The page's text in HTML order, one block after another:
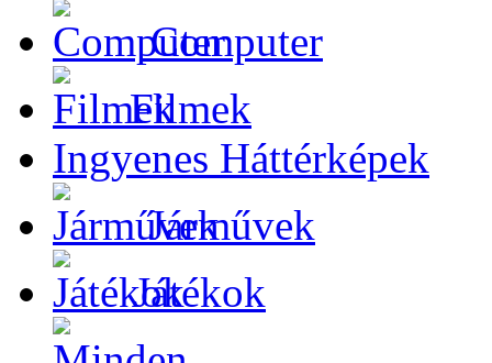
Computer
Filmek
Ingyenes Háttérképek
Járművek
Játékok